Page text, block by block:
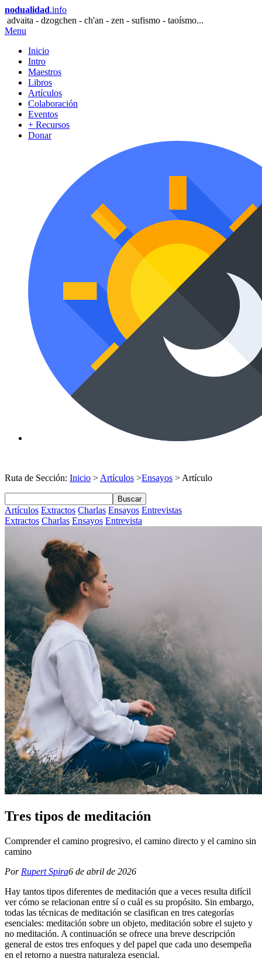
nodualidad.info
advaita - dzogchen - ch'an - zen - sufismo - taoísmo...
Menu
Inicio
Intro
Maestros
Libros
Artículos
Colaboración
Eventos
+ Recursos
Donar
Ruta de Sección: Inicio > Artículos >Ensayos > Artículo
Buscar
Artículos Extractos Charlas Ensayos Entrevistas
Extractos Charlas Ensayos Entrevista
Tres tipos de meditación
Comprender el camino progresivo, el camino directo y el camino sin
camino
Por Rupert Spira6 de abril de 2026
Hay tantos tipos diferentes de meditación que a veces resulta difícil
ver cómo se relacionan entre sí o cuál es su propósito. Sin embargo,
todas las técnicas de meditación se clasifican en tres categorías
esenciales: meditación sobre un objeto, meditación sobre el sujeto y
no meditación. A continuación se ofrece una breve descripción
general de estos tres enfoques y del papel que cada uno desempeña
en el retorno a nuestra naturaleza esencial.